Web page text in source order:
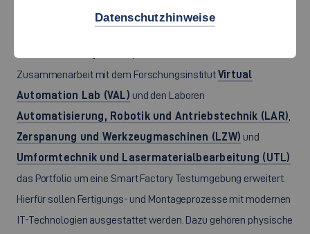
Zusammenarbeit mit dem ForschungsinstitutVirtual
Automation Lab (VAL) und den Laboren
Automatisierung, Robotik und Antriebstechnik (LAR)
Zerspanung und Werkzeugmaschinen (LZW) und
Umformtechnik und Lasermaterialbearbeitung (UTL)
das Portfolio um eine Smart Factory Testumgebung erweitert.
Hierfür sollen Fertigungs- und Montageprozesse mit modernen
IT-Technologien ausgestattet werden. Dazu gehören physische
Datenschutzhinweise